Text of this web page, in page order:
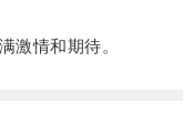
情和期待。